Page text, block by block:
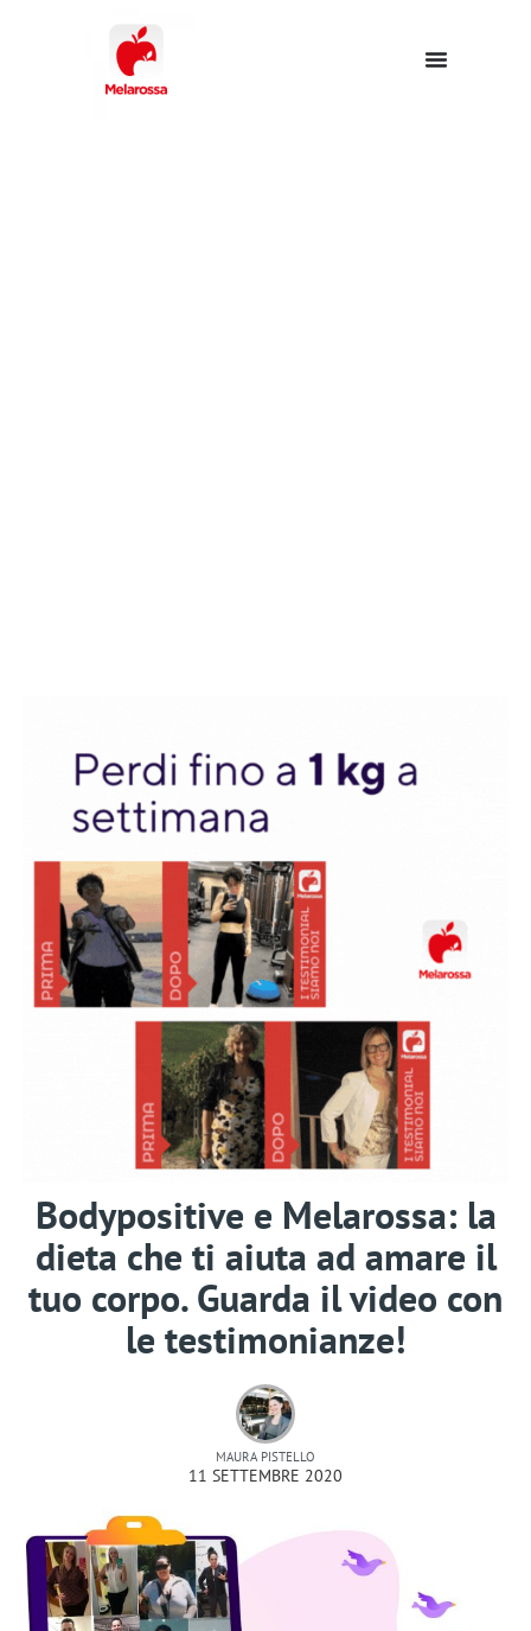
Bodypositive e Melarossa: la
dieta che ti aiuta ad amare il
tuo corpo. Guarda il video con
le testimonianze!
MAURA PISTELLO
11 SETTEMBRE 2020